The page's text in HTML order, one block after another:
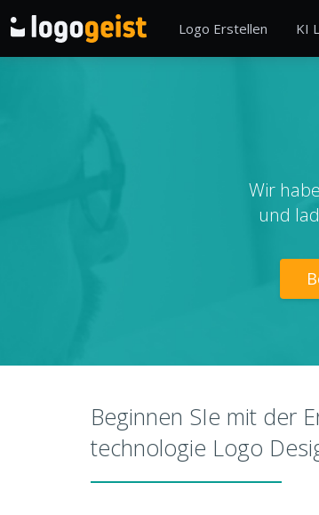
Logo Erstellen KI
Wir
und
Beginnen SIe mit der
technologie Logo